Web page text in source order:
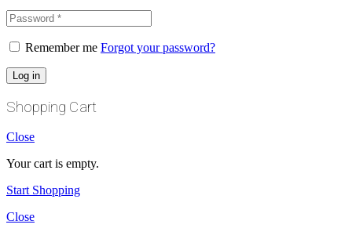
Remember me Forgot your password?
Log in
Shopping Cart
Close
Your cart is empty.
Start Shopping
Close